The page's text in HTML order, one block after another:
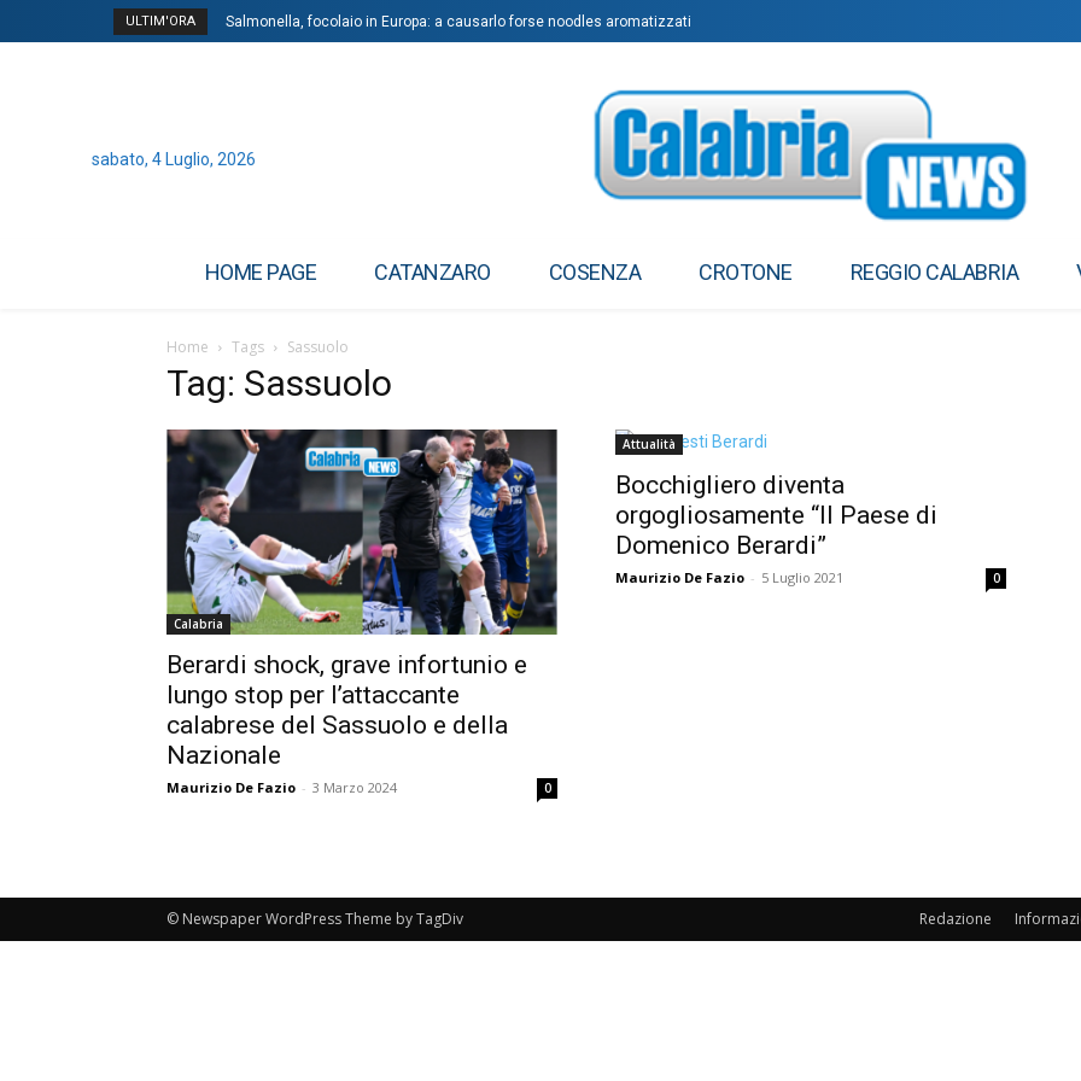
ULTIM'ORA Salmonella, focolaio in Europa: a causarlo forse noodles aromatizzati
sabato, 4 Luglio, 2026
HOME PAGE CATANZARO COSENZA CROTONE REGGIO CALABRIA
Home Tags Sassuolo
Tag: Sassuolo
Calabria
Berardi shock, grave infortunio e
lungo stop per l’attaccante
calabrese del Sassuolo e della
Nazionale
Maurizio De Fazio - 3 Marzo 2024 0
Attualità
Bocchigliero diventa
orgogliosamente “Il Paese di
Domenico Berardi”
Maurizio De Fazio - 5 Luglio 2021 0
Redazione
© Newspaper WordPress Theme by TagDiv